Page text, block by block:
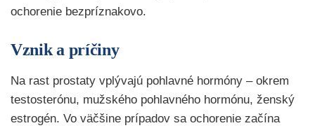
ochorenie bezpríznakovo.
Vznik a príčiny
Na rast prostaty vplývajú pohlavné hormóny – okrem
testosterónu, mužského pohlavného hormónu, ženský
estrogén. Vo väčšine prípadov sa ochorenie začína